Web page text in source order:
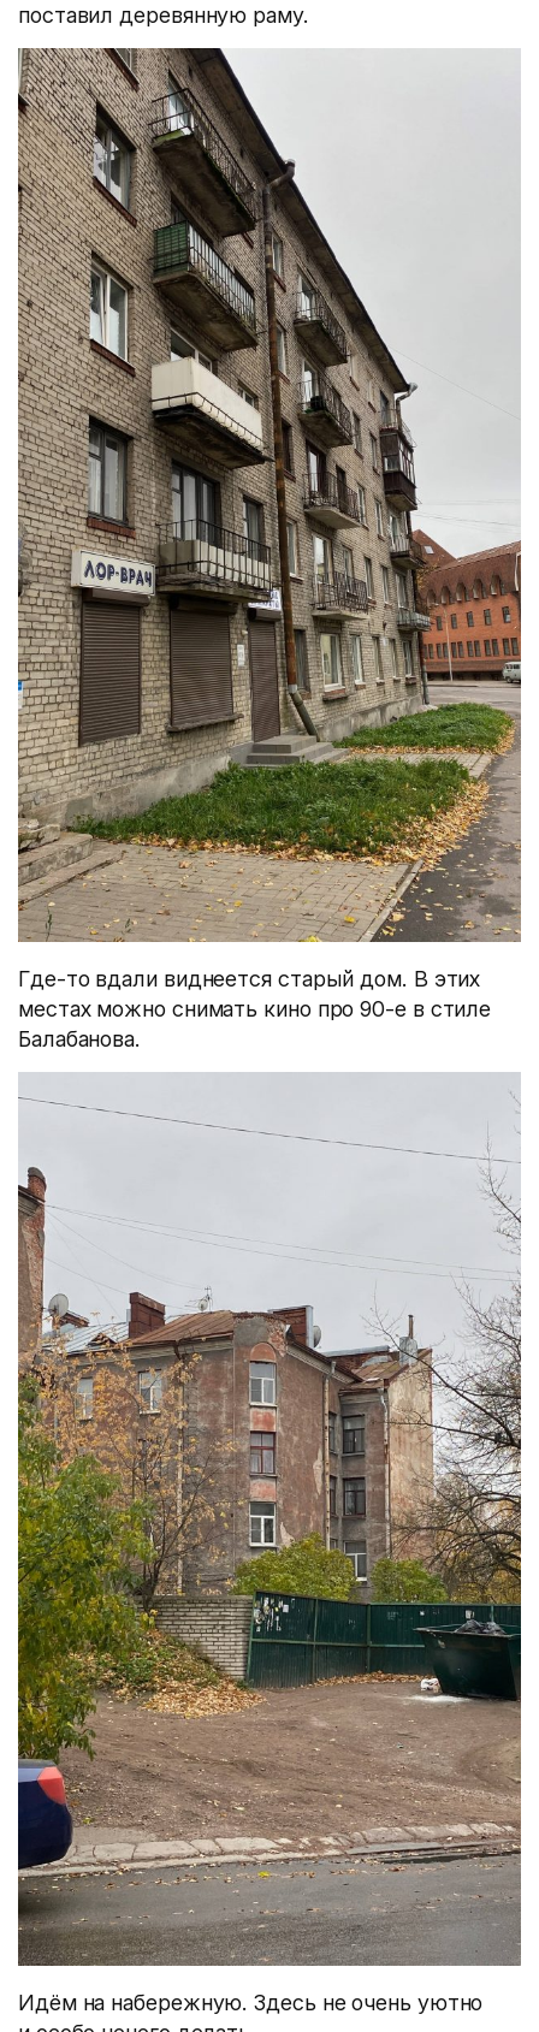
поставил деревянную раму.
Где-то вдали виднеется старый дом. В этих
местах можно снимать кино про 90-е в стиле
Балабанова.
Идём на набережную. Здесь не очень уютно